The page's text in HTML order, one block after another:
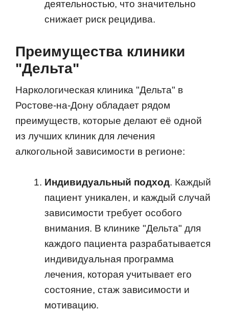
деятельностью, что значительно
снижает риск рецидива.
Преимущества клиники
"Дельта"
Наркологическая клиника "Дельта" в
Ростове-на-Дону обладает рядом
преимуществ, которые делают её одной
из лучших клиник для лечения
алкогольной зависимости в регионе:
Индивидуальный подход. Каждый
пациент уникален, и каждый случай
зависимости требует особого
внимания. В клинике "Дельта" для
каждого пациента разрабатывается
индивидуальная программа
лечения, которая учитывает его
состояние, стаж зависимости и
мотивацию.